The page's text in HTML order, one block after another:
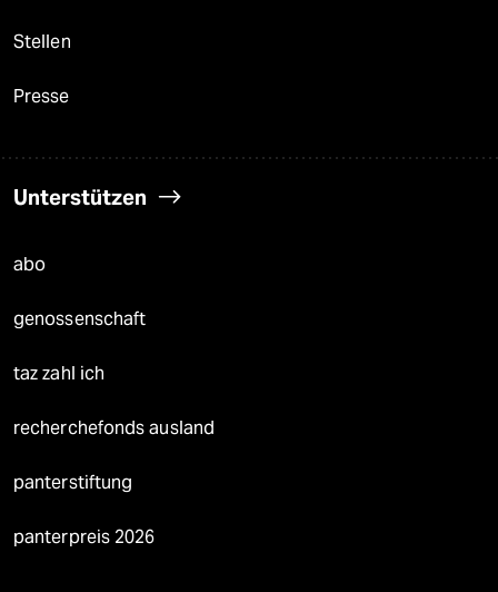
Stellen
Presse
Unterstützen
abo
genossenschaft
taz zahl ich
recherchefonds ausland
panterstiftung
panterpreis 2026